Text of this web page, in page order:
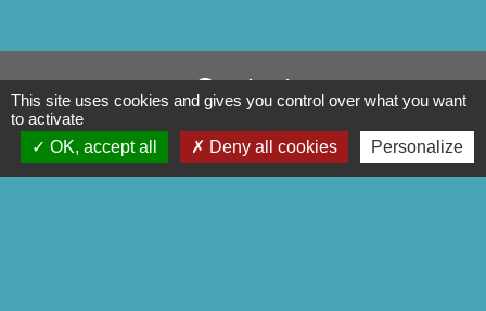
Contact
Commune de Séglien
1 Rue Yves Le Calvé
This site uses cookies and gives you control over what you want
to activate
OK, accept all
Deny all cookies Personalize